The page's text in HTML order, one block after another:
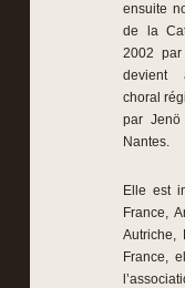
ensuite
de la
2002 par
devient
choral
par Jenö
Nantes.
Elle est
France,
Autriche,
France,